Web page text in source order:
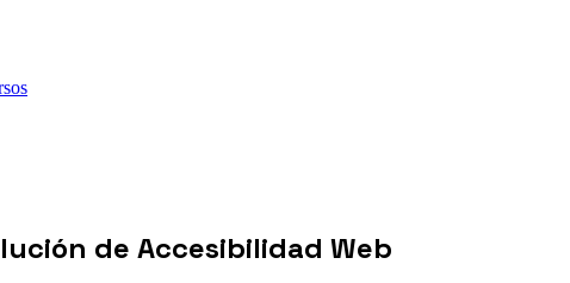
de Accesibilidad Web